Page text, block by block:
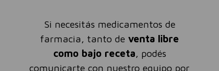
Si necesitás medicamentos de
farmacia, tanto de venta libre
como bajo receta, podés
comunicarte con nuestro equipo por